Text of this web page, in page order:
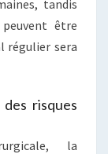
tandis
être
régulier sera
risques
la